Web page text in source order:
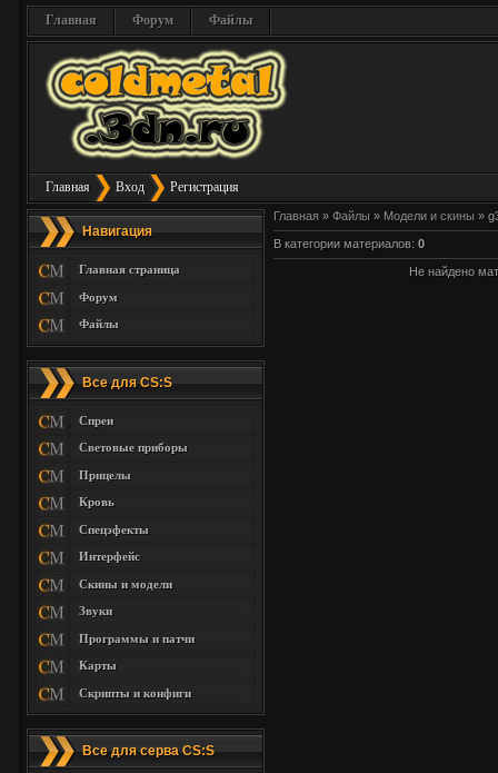
Главная Форум Файлы
Главная Вход Регистрация
Навигация
Главная страница
Форум
Файлы
Все для CS:S
Спреи
Световые приборы
Прицелы
Кровь
Спецэфекты
Интерфейс
Скины и модели
Звуки
Программы и патчи
Карты
Скрипты и конфиги
Все для серва CS:S
Главная » Файлы » Модели и скины »
В категории материалов: 0
Не найдено